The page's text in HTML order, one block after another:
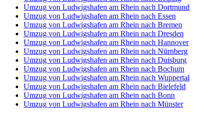
Umzug von Ludwigshafen am Rhein nach Dortmund
Umzug von Ludwigshafen am Rhein nach Essen
Umzug von Ludwigshafen am Rhein nach Bremen
Umzug von Ludwigshafen am Rhein nach Dresden
Umzug von Ludwigshafen am Rhein nach Hannover
Umzug von Ludwigshafen am Rhein nach Nürnberg
Umzug von Ludwigshafen am Rhein nach Duisburg
Umzug von Ludwigshafen am Rhein nach Bochum
Umzug von Ludwigshafen am Rhein nach Wuppertal
Umzug von Ludwigshafen am Rhein nach Bielefeld
Umzug von Ludwigshafen am Rhein nach Bonn
Umzug von Ludwigshafen am Rhein nach Münster